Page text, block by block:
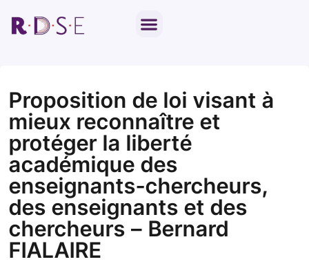
Proposition de loi visant à
mieux reconnaître et
protéger la liberté
académique des
enseignants-chercheurs,
des enseignants et des
chercheurs – Bernard
FIALAIRE